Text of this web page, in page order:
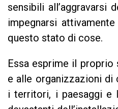
sensibili all’aggravarsi
impegnarsi
questo stato di cose.
Essa esprime il
e alle organizzazioni di
i territori, i paesaggi e